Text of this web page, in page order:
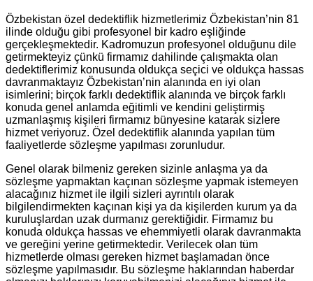
Özbekistan özel dedektiflik hizmetlerimiz Özbekistan’nin 81
ilinde olduğu gibi profesyonel bir kadro eşliğinde
gerçekleşmektedir. Kadromuzun profesyonel olduğunu dile
getirmekteyiz çünkü firmamız dahilinde çalışmakta olan
dedektiflerimiz konusunda oldukça seçici ve oldukça hassas
davranmaktayız Özbekistan’nin alanında en iyi olan
isimlerini; birçok farklı dedektiflik alanında ve birçok farklı
konuda genel anlamda eğitimli ve kendini geliştirmiş
uzmanlaşmış kişileri firmamız bünyesine katarak sizlere
hizmet veriyoruz. Özel dedektiflik alanında yapılan tüm
faaliyetlerde sözleşme yapılması zorunludur.
Genel olarak bilmeniz gereken sizinle anlaşma ya da
sözleşme yapmaktan kaçınan sözleşme yapmak istemeyen
alacağınız hizmet ile ilgili sizleri ayrıntılı olarak
bilgilendirmekten kaçınan kişi ya da kişilerden kurum ya da
kuruluşlardan uzak durmanız gerektiğidir. Firmamız bu
konuda oldukça hassas ve ehemmiyetli olarak davranmakta
ve gereğini yerine getirmektedir. Verilecek olan tüm
hizmetlerde olması gereken hizmet başlamadan önce
sözleşme yapılmasıdır. Bu sözleşme haklarından haberdar